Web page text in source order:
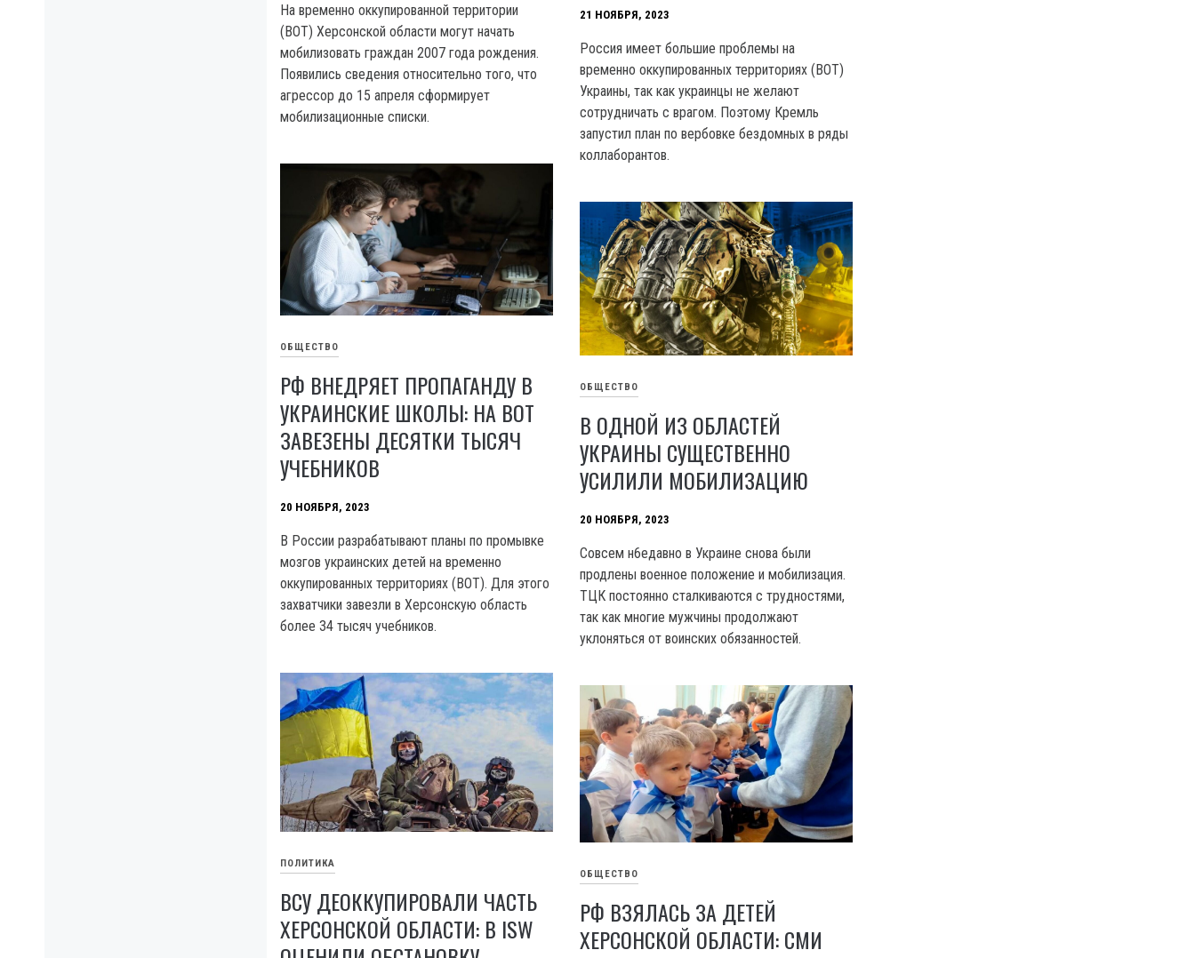
На временно оккупированной территории
(BOT) Херсонской области могут начать
мобилизовать граждан 2007 года рождения.
Появились сведения относительно того, что
агрессор до 15 апреля сформирует
мобилизационные списки.
21 НОЯБРЯ, 2023
Россия имеет большие проблемы на
временно оккупированных территориях (ВОТ)
Украины, так как украинцы не желают
сотрудничать с врагом. Поэтому Кремль
запустил план по вербовке бездомных в ряды
коллаборантов.
ОБЩЕСТВО
РФ ВНЕДРЯЕТ ПРОПАГАНДУ В
УКРАИНСКИЕ ШКОЛЫ: НА ВОТ
ЗАВЕЗЕНЫ ДЕСЯТКИ ТЫСЯЧ
УЧЕБНИКОВ
20 НОЯБРЯ, 2023
В России разрабатывают планы по промывке
мозгов украинских детей на временно
оккупированных территориях (ВОТ). Для этого
захватчики завезли в Херсонскую область
более 34 тысяч учебников.
ОБЩЕСТВО
В ОДНОЙ ИЗ ОБЛАСТЕЙ
УКРАИНЫ СУЩЕСТВЕННО
УСИЛИЛИ МОБИЛИЗАЦИЮ
20 НОЯБРЯ, 2023
Совсем н6едавно в Украине снова были
продлены военное положение и мобилизация.
ТЦК постоянно сталкиваются с трудностями,
так как многие мужчины продолжают
уклоняться от воинских обязанностей.
ПОЛИТИКА
ВСУ ДЕОККУПИРОВАЛИ ЧАСТЬ
ХЕРСОНСКОЙ ОБЛАСТИ: В ISW
ОБЩЕСТВО
РФ ВЗЯЛАСЬ ЗА ДЕТЕЙ
ХЕРСОНСКОЙ ОБЛАСТИ: СМИ